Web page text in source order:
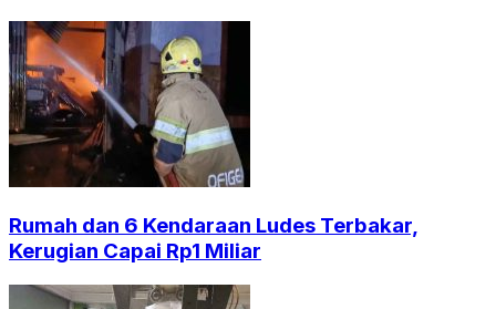
Rumah dan 6 Kendaraan Ludes Terbakar,
Kerugian Capai Rp1 Miliar